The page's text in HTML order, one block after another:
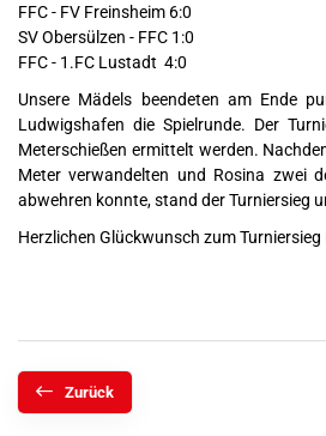
FFC - FV Freinsheim 6:0
SV Obersülzen - FFC 1:0
FFC - 1.FC Lustadt 4:0
Unsere Mädels beendeten am Ende
Ludwigshafen die Spielrunde. Der
Meterschießen ermittelt werden.
Meter verwandelten und Rosina zwei
abwehren konnte, stand der Turniersieg
Herzlichen Glückwunsch zum Turniersieg
Zurück